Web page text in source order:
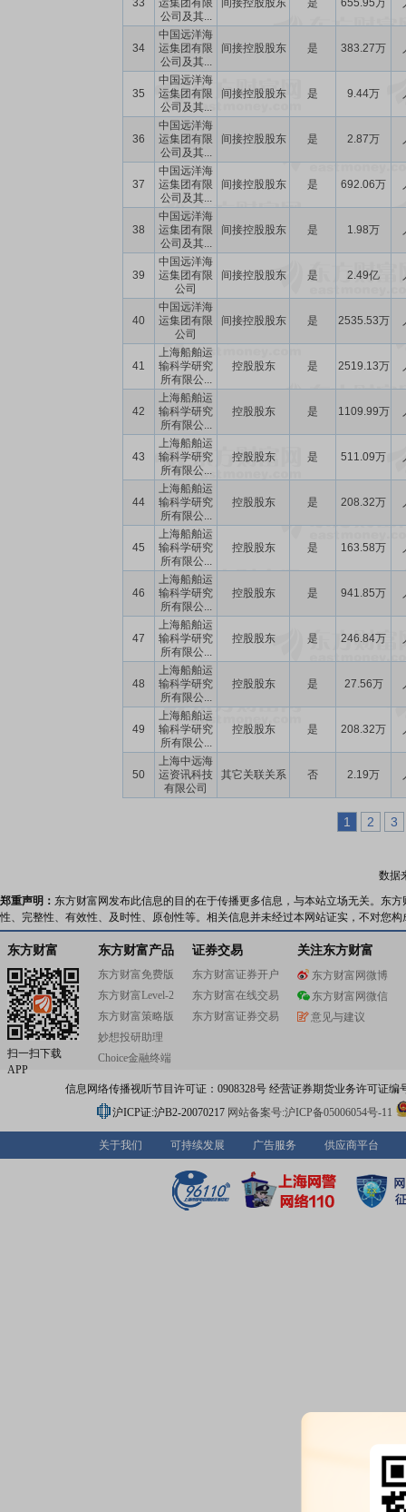
33
运集团有限
公司及其...
间接控股股东 是 655.95万
34
中国远洋海
运集团有限
公司及其...
间接控股股东 是 383.27万
35
中国远洋海
运集团有限
公司及其...
间接控股股东 是 9.44万
36
中国远洋海
运集团有限
公司及其...
间接控股股东 是 2.87万
37
中国远洋海
运集团有限
公司及其...
间接控股股东 是 692.06万
38
中国远洋海
运集团有限
公司及其...
间接控股股东 是 1.98万
39
中国远洋海
运集团有限
公司
间接控股股东 是 2.49亿
40
中国远洋海
运集团有限
公司
间接控股股东 是 2535.53万
41
上海船舶运
输科学研究
所有限公...
控股股东 是 2519.13万
42
上海船舶运
输科学研究
所有限公...
控股股东 是 1109.99万
43
上海船舶运
输科学研究
所有限公...
控股股东 是 511.09万
44
上海船舶运
输科学研究
所有限公...
控股股东 是 208.32万
45
上海船舶运
输科学研究
所有限公...
控股股东 是 163.58万
46
上海船舶运
输科学研究
所有限公...
控股股东 是 941.85万
47
上海船舶运
输科学研究
所有限公...
控股股东 是 246.84万
48
上海船舶运
输科学研究
所有限公...
控股股东 是 27.56万
49
上海船舶运
输科学研究
所有限公...
控股股东 是 208.32万
50
上海中远海
运资讯科技
有限公司
其它关联关系 否 2.19万
1 2 3
数据
郑重声明： 东方财富网发布此信息的目的在于传播更多信息，与本站立场无关。东
性、完整性、有效性、及时性、原创性等。相关信息并未经过本网站证实，不对您
东方财富
扫一扫下载
APP
东方财富产品
东方财富免费版
东方财富Level-2
东方财富策略版
妙想投研助理
Choice金融终端
证券交易
东方财富证券开户
东方财富在线交易
东方财富证券交易
关注东方财富
东方财富网微博
东方财富网微信
意见与建议
信息网络传播视听节目许可证：0908328号 经营证券期货业务许可证编
沪ICP证:沪B2-20070217 网站备案号:沪ICP备05006054号-11
关于我们 可持续发展 广告服务 供应商平台